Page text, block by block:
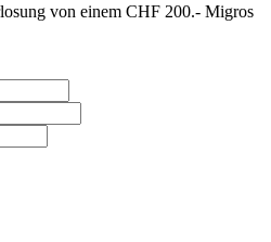
von einem CHF 200.- Migros